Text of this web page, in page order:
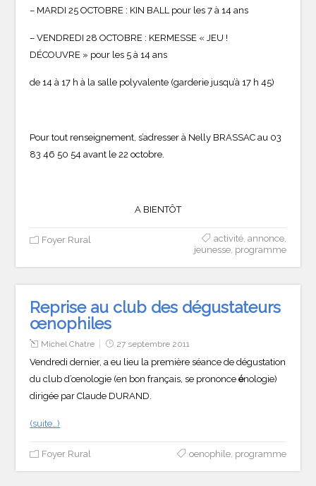
– MARDI 25 OCTOBRE : KIN BALL pour les 7 à 14 ans
– VENDREDI 28 OCTOBRE : KERMESSE « JEU !
DÉCOUVRE » pour les 5 à 14 ans
de 14 à 17 h à la salle polyvalente (garderie jusqu’à 17 h 45)
Pour tout renseignement, s’adresser à Nelly BRASSAC au 03
83 46 50 54 avant le 22 octobre.
A BIENTÔT
Foyer Rural activité, annonce,
jeunesse, programme
Reprise au club des dégustateurs
œnophiles
Michel Chatre 27 septembre 2011
Vendredi dernier, a eu lieu la première séance de dégustation
du club d’œnologie (en bon français, se prononceénologie)
dirigée par Claude DURAND.
(suite…)
Foyer Rural oenophile, programme